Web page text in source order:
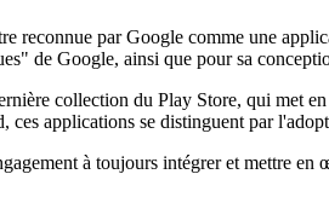
reconnue par Google comme une
de Google, ainsi que pour sa
collection du Play Store, qui met
applications se distinguent par
à toujours intégrer et mettre